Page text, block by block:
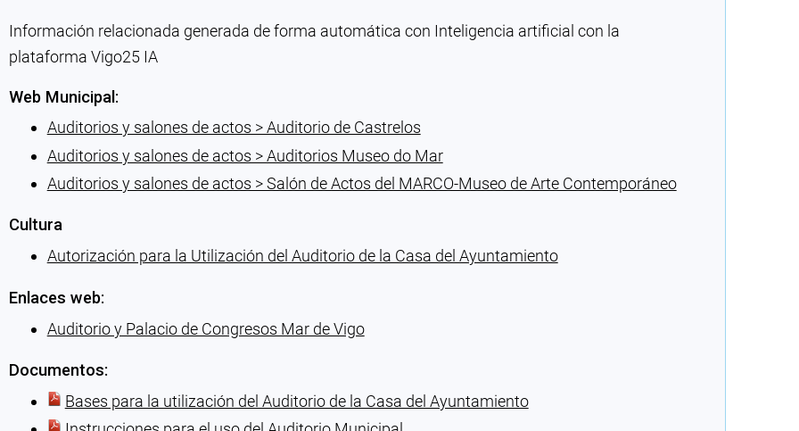
Información relacionada generada de forma automática con Inteligencia artificial con la
plataforma Vigo25 IA
Web Municipal:
Auditorios y salones de actos > Auditorio de Castrelos
Auditorios y salones de actos > Auditorios Museo do Mar
Auditorios y salones de actos > Salón de Actos del MARCO-Museo de Arte Contemporáneo
Cultura
Autorización para la Utilización del Auditorio de la Casa del Ayuntamiento
Enlaces web:
Auditorio y Palacio de Congresos Mar de Vigo
Documentos:
Bases para la utilización del Auditorio de la Casa del Ayuntamiento